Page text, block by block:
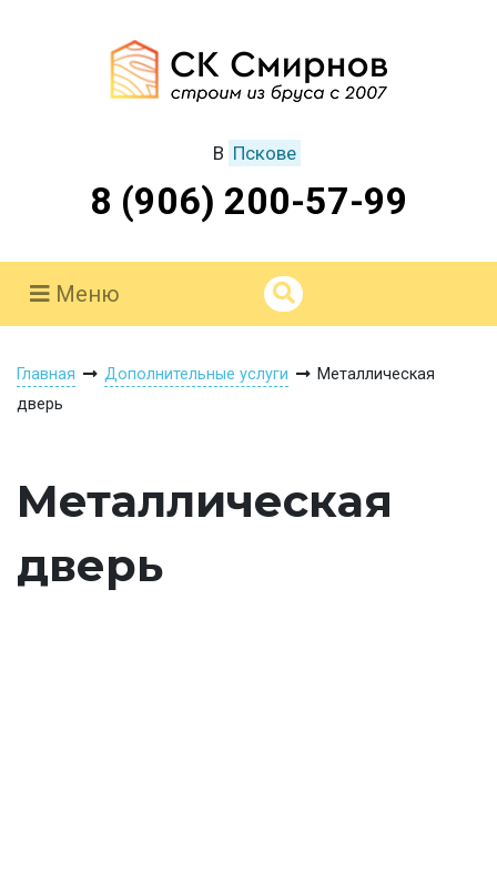
В Пскове
8 (906) 200-57-99
Меню
Главная Дополнительные услуги
Металлическая
дверь
Металлическая
дверь